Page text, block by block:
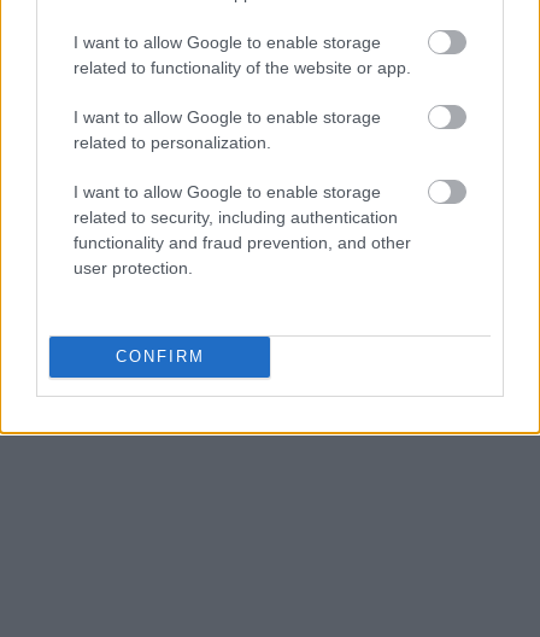
I want to allow Google to enable storage
related to functionality of the website or app.
I want to allow Google to enable storage
related to personalization.
I want to allow Google to enable storage
related to security, including authentication
functionality and fraud prevention, and other
user protection.
CONFIRM